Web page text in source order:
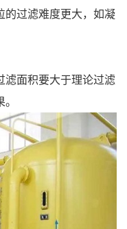
的过滤难度更大，如凝
滤面积要大于理论过滤